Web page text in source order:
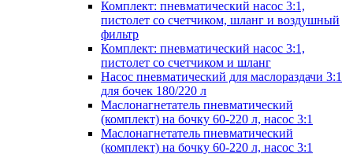
Комплект: пневматический насос 3:1,
пистолет со счетчиком, шланг и воздушный
фильтр
Комплект: пневматический насос 3:1,
пистолет со счетчиком и шланг
Насос пневматический для маслораздачи 3:1
для бочек 180/220 л
Маслонагнетатель пневматический
(комплект) на бочку 60-220 л, насос 3:1
Маслонагнетатель пневматический
(комплект) на бочку 60-220 л, насос 3:1